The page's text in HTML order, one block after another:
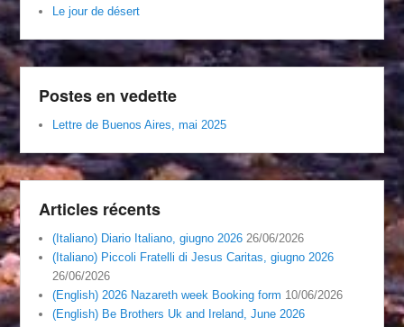
Le jour de désert
Postes en vedette
Lettre de Buenos Aires, mai 2025
Articles récents
(Italiano) Diario Italiano, giugno 2026 26/06/2026
(Italiano) Piccoli Fratelli di Jesus Caritas, giugno 2026
26/06/2026
(English) 2026 Nazareth week Booking form 10/06/2026
(English) Be Brothers Uk and Ireland, June 2026